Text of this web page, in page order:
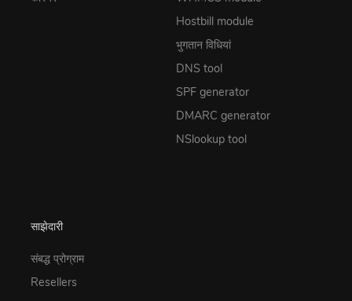
Hostbill module
भुगतान विधियां
DNS tool
SPF generator
DMARC generator
NSlookup tool
साझेदारी
संबद्ध प्रोग्राम
Resellers